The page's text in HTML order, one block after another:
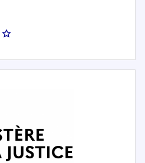
: Responsable de l'Unité